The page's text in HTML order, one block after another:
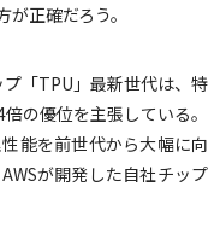
正確だろう。
「TPU」最新世代は、特
の優位を主張している。
能を前世代から大幅に向
が開発した自社チップ